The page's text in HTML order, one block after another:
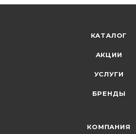
КАТАЛОГ
АКЦИИ
УСЛУГИ
БРЕНДЫ
КОМПАНИЯ